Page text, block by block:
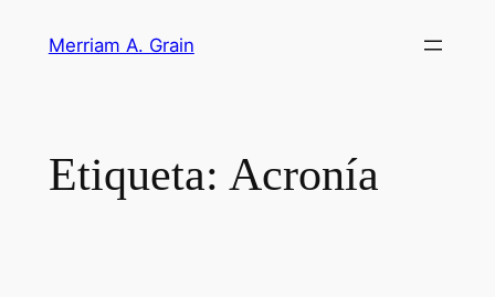
Merriam A. Grain
Etiqueta: Acronía